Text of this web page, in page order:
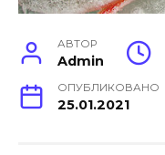
АВТОР
Admin
ОПУБЛИКОВАНО
25.01.2021